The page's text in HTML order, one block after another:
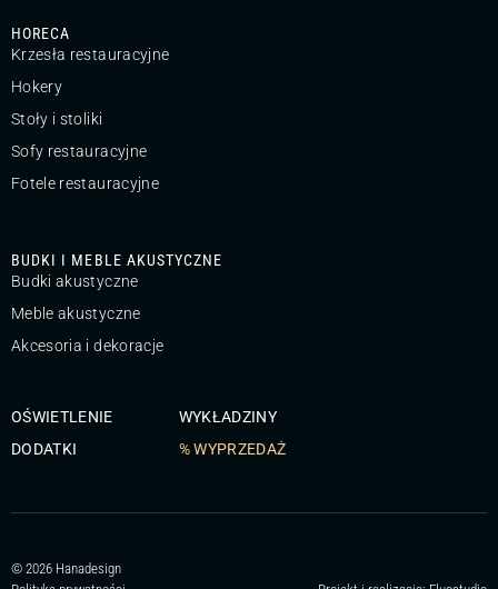
HORECA
Krzesła restauracyjne
Hokery
Stoły i stoliki
Sofy restauracyjne
Fotele restauracyjne
BUDKI I MEBLE AKUSTYCZNE
Budki akustyczne
Meble akustyczne
Akcesoria i dekoracje
OŚWIETLENIE
DODATKI
WYKŁADZINY
% WYPRZEDAŻ
© 2026 Hanadesign